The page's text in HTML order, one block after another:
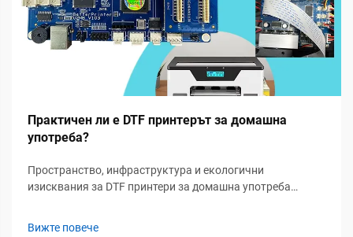
Практичен ли е DTF принтерът за домашна
употреба?
Пространство, инфраструктура и екологични
изисквания за DTF принтери за домашна употреба
Вижте повече